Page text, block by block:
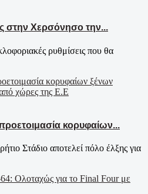
στην Χερσόνησο την...
ρυθμίσεις που θα
κορυφαίων...
Στάδιο αποτελεί πόλο έλξης για